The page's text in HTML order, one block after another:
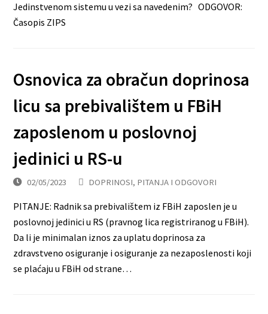
Jedinstvenom sistemu u vezi sa navedenim? ODGOVOR:
Časopis ZIPS
Osnovica za obračun doprinosa
licu sa prebivalištem u FBiH
zaposlenom u poslovnoj
jedinici u RS-u
02/05/2023 DOPRINOSI, PITANJA I ODGOVORI
PITANJE: Radnik sa prebivalištem iz FBiH zaposlen je u
poslovnoj jedinici u RS (pravnog lica registriranog u FBiH).
Da li je minimalan iznos za uplatu doprinosa za
zdravstveno osiguranje i osiguranje za nezaposlenosti koji
se plaćaju u FBiH od strane…